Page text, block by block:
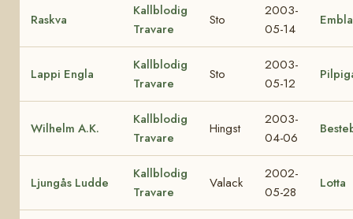
Raskva
Kallblodig
Travare
Sto
2003-
05-14
Embla
Lappi Engla
Kallblodig
Travare
Sto
2003-
05-12
Wilhelm A.K.
Kallblodig
Travare
Hingst
2003-
04-06
Ljungås Ludde
Kallblodig
Travare
Valack
2002-
05-28
Lotta